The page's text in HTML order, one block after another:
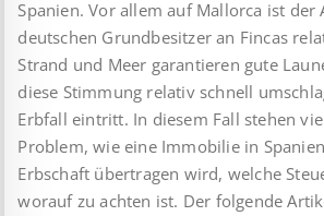
Spanien. Vor allem auf Mallorca ist der
deutschen Grundbesitzer an Fincas
Strand und Meer garantieren gute
diese Stimmung relativ schnell
Erbfall eintritt. In diesem Fall stehen
Problem, wie eine Immobilie in
Erbschaft übertragen wird, welche
worauf zu achten ist. Der folgende